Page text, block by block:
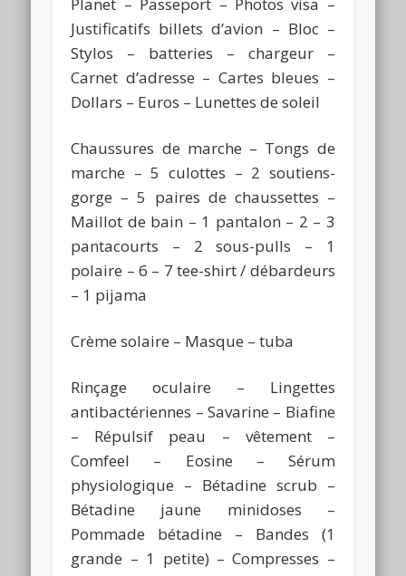
Justificatifs billets d’avion – Bloc –
Stylos – batteries – chargeur –
Carnet d’adresse – Cartes bleues –
Dollars – Euros – Lunettes de soleil
Chaussures de marche – Tongs de
marche – 5 culottes – 2 soutiens-
gorge – 5 paires de chaussettes –
Maillot de bain – 1 pantalon – 2 – 3
pantacourts – 2 sous-pulls – 1
polaire – 6 – 7 tee-shirt / débardeurs
– 1 pijama
Crème solaire – Masque – tuba
Rinçage oculaire – Lingettes
antibactériennes – Savarine – Biafine
– Répulsif peau – vêtement –
Comfeel – Eosine – Sérum
physiologique – Bétadine scrub –
Bétadine jaune minidoses –
Pommade bétadine – Bandes (1
grande – 1 petite) – Compresses –